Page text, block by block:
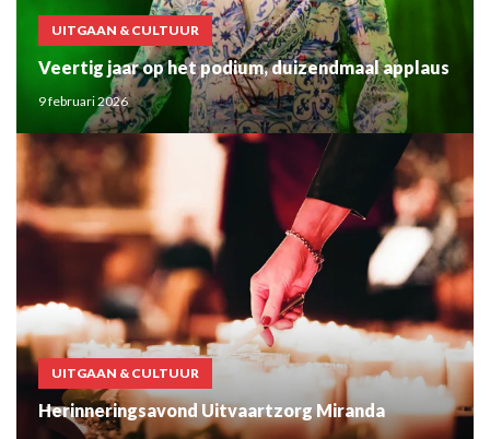
UITGAAN & CULTUUR
Veertig jaar op het podium, duizendmaal applaus
9 februari 2026
UITGAAN & CULTUUR
Herinneringsavond Uitvaartzorg Miranda